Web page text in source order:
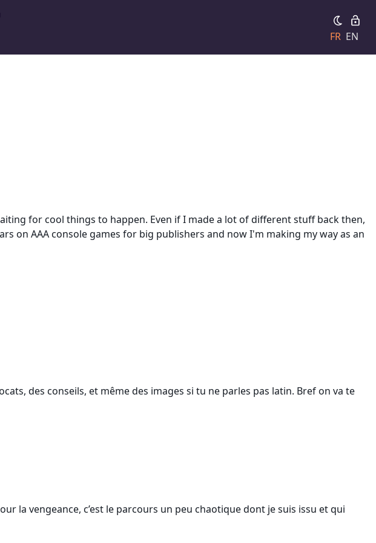
FR EN
for cool things to happen. Even if I made a lot of different stuff back then,
on AAA console games for big publishers and now I'm making my way as an
des conseils, et même des images si tu ne parles pas latin. Bref on va te
la vengeance, c’est le parcours un peu chaotique dont je suis issu et qui